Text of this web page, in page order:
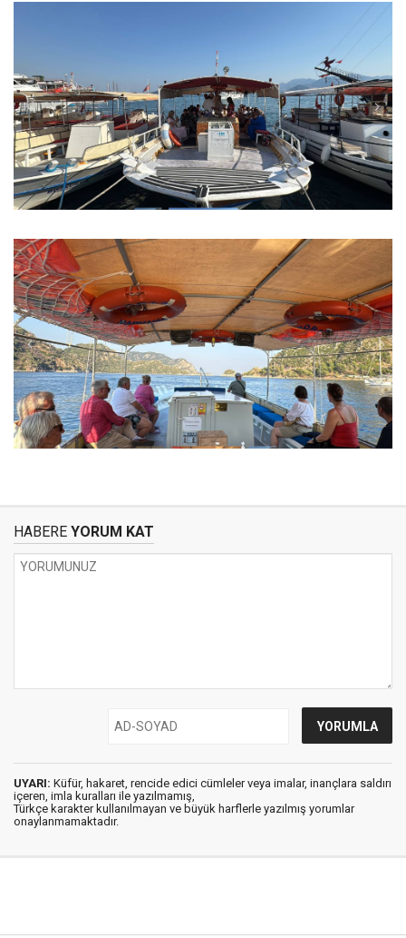
HABERE YORUM KAT
UYARI: Küfür, hakaret, rencide edici cümleler veya imalar, inançlara saldırı
içeren, imla kuralları ile yazılmamış,
Türkçe karakter kullanılmayan ve büyük harflerle yazılmış yorumlar
onaylanmamaktadır.